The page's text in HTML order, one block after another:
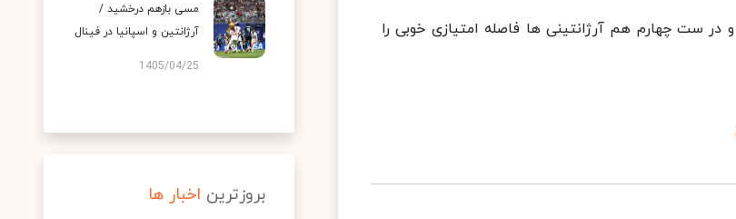
و در ست چهارم هم آرژانتینی ها فاصله امتیازی خوبی را
مسی بازهم درخشید /
آرژانتین و اسپانیا در فینال
1405/04/25
بروزترین اخبار ها